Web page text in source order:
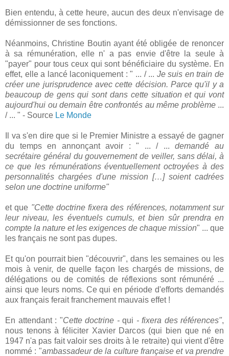
Bien entendu, à cette heure, aucun des deux n'envisage de
démissionner de ses fonctions.
Néanmoins, Christine Boutin ayant été obligée de renoncer
à sa rémunération, elle n' a pas envie d'être la seule à
"payer" pour tous ceux qui sont bénéficiaire du système. En
effet, elle a lancé laconiquement : " ... / ... Je suis en train de
créer une jurisprudence avec cette décision. Parce qu'il y a
beaucoup de gens qui sont dans cette situation et qui vont
aujourd'hui ou demain être confrontés au même problème...
/ ... " - Source Le Monde
Il va s'en dire que si le Premier Ministre a essayé de gagner
du temps en annonçant avoir : " ... / ...demandé au
secrétaire général du gouvernement de veiller, sans délai, à
ce que les rémunérations éventuellement octroyées à des
personnalités chargées d'une mission […] soient cadrées
selon une doctrine uniforme"
et que "Cette doctrine fixera des références, notamment sur
leur niveau, les éventuels cumuls, et bien sûr prendra en
compte la nature et les exigences de chaque mission" ... que
les français ne sont pas dupes.
Et qu'on pourrait bien "découvrir", dans les semaines ou les
mois à venir, de quelle façon les chargés de missions, de
délégations ou de comités de réflexions sont rémunéré ...
ainsi que leurs noms. Ce qui en période d'efforts demandés
aux français ferait franchement mauvais effet !
En attendant : "Cette doctrine - qui - fixera des références",
nous tenons à féliciter Xavier Darcos (qui bien que né en
1947 n'a pas fait valoir ses droits à le retraite) qui vient d'être
nommé : "ambassadeur de la culture française et va prendre